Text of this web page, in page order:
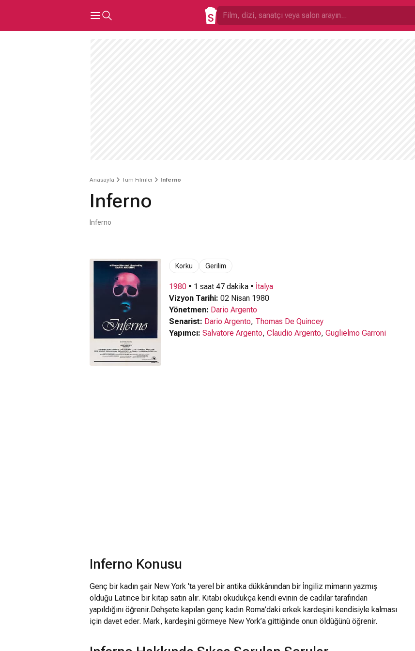
Anasayfa Tüm Filmler Inferno
Inferno
Inferno
Korku Gerilim
1980 • 1 saat 47 dakika • İtalya
Vizyon Tarihi: 02 Nisan 1980
Yönetmen: Dario Argento
Senarist: Dario Argento, Thomas De Quincey
Yapımcı: Salvatore Argento, Claudio Argento, Guglielmo Garroni
Inferno Konusu
Genç bir kadın şair New York 'ta yerel bir antika dükkânından bir İngiliz mimarın yazmış
olduğu Latince bir kitap satın alır. Kitabı okudukça kendi evinin de cadılar tarafından
yapıldığını öğrenir.Dehşete kapılan genç kadın Roma’daki erkek kardeşini kendisiyle kalması
için davet eder. Mark, kardeşini görmeye New York’a gittiğinde onun öldüğünü öğrenir.